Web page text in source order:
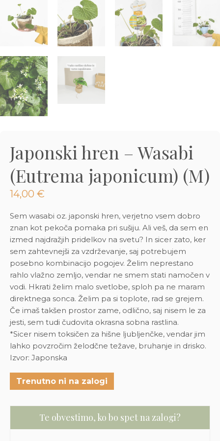
Japonski hren – Wasabi
(Eutrema japonicum) (M)
14,00 €
Sem wasabi oz. japonski hren, verjetno vsem dobro
znan kot pekoča pomaka pri sušiju. Ali veš, da sem en
izmed najdražjih pridelkov na svetu? In sicer zato, ker
sem zahtevnejši za vzdrževanje, saj potrebujem
posebno kombinacijo pogojev. Želim neprestano
rahlo vlažno zemljo, vendar ne smem stati namočen v
vodi. Hkrati želim malo svetlobe, sploh pa ne maram
direktnega sonca. Želim pa si toplote, rad se grejem.
Če imaš takšen prostor zame, odlično, saj nisem le za
jesti, sem tudi čudovita okrasna sobna rastlina.
*Sicer nisem toksičen za hišne ljubljenčke, vendar jim
lahko povzročim želodčne težave, bruhanje in drisko.
Izvor: Japonska
Trenutno ni na zalogi
Te obvestimo, ko bo spet na zalogi?
Dodaj v košarico
Preberi prispevek